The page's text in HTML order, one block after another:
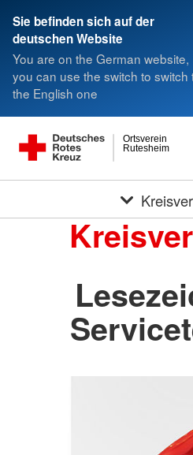
Sie befinden sich auf der
deutschen Website
You are on the German website,
you can use the switch to switch
the English one
Rutesheim
Ortsverein